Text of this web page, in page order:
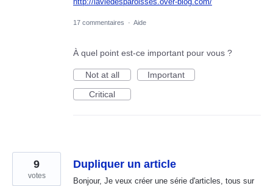
17 commentaires · Aide
À quel point est-ce important pour vous ?
Not at all
Important
Critical
Dupliquer un article
Bonjour, Je veux créer une série d'articles, tous sur
9
votes